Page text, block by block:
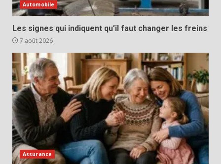
Automobile
Les signes qui indiquent qu’il faut changer les freins
7 août 2026
Assurance